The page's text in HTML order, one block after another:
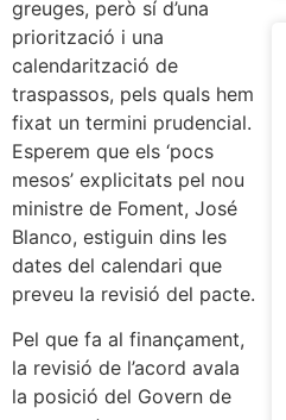
greuges, però sí d’una
priorització i una
calendarització de
traspassos, pels quals hem
fixat un termini prudencial.
Esperem que els ‘pocs
mesos’ explicitats pel nou
ministre de Foment, José
Blanco, estiguin dins les
dates del calendari que
preveu la revisió del pacte.
Pel que fa al finançament,
la revisió de l’acord avala
la posició del Govern de